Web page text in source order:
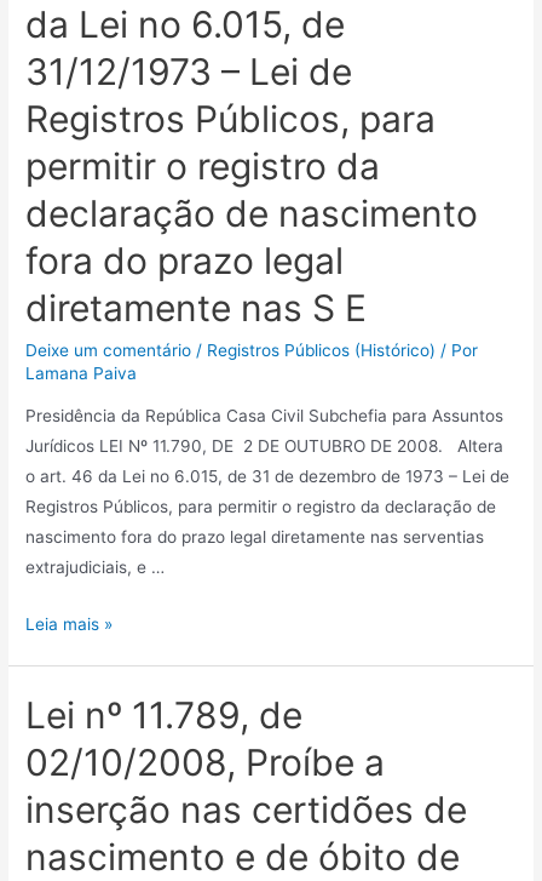
da Lei no 6.015, de
31/12/1973 – Lei de
Registros Públicos, para
permitir o registro da
declaração de nascimento
fora do prazo legal
diretamente nas S E
Deixe um comentário / Registros Públicos (Histórico) / Por
Lamana Paiva
Presidência da República Casa Civil Subchefia para Assuntos
Jurídicos LEI Nº 11.790, DE 2 DE OUTUBRO DE 2008. Altera
o art. 46 da Lei no 6.015, de 31 de dezembro de 1973 – Lei de
Registros Públicos, para permitir o registro da declaração de
nascimento fora do prazo legal diretamente nas serventias
extrajudiciais, e …
Leia mais »
Lei nº 11.789, de
02/10/2008, Proíbe a
inserção nas certidões de
nascimento e de óbito de